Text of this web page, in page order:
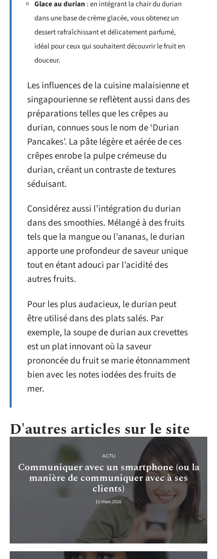
Glace au durian : en intégrant la chair du durian
dans une base de crème glacée, vous obtenez un
dessert rafraîchissant et délicatement parfumé,
idéal pour ceux qui souhaitent découvrir le fruit en
douceur.
Les influences de la cuisine malaisienne et
singapourienne se reflètent aussi dans des
préparations telles que les crêpes au
durian, connues sous le nom de ‘Durian
Pancakes’. La pâte légère et aérée de ces
crêpes enrobe la pulpe crémeuse du
durian, créant un contraste de textures
séduisant.
Considérez aussi l’intégration du durian
dans des smoothies. Mélangé à des fruits
tels que la mangue ou l’ananas, le durian
apporte une profondeur de saveur unique
tout en étant adouci par l’acidité des
autres fruits.
Pour les plus audacieux, le durian peut
être utilisé dans des plats salés. Par
exemple, la soupe de durian aux crevettes
est un plat innovant où la saveur
prononcée du fruit se marie étonnamment
bien avec les notes iodées des fruits de
mer.
D'autres articles sur le site
ACTU
Communiquer avec un smartphone (ou la
manière de communiquer avec à ses
clients)
11 mars 2026